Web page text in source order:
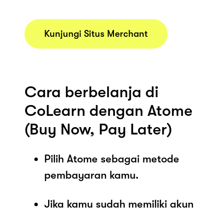
Kunjungi Situs Merchant
Cara berbelanja di
CoLearn dengan Atome
(Buy Now, Pay Later)
Pilih Atome sebagai metode
pembayaran kamu.
Jika kamu sudah memiliki akun